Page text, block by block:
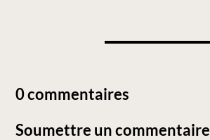
0 commentaires
Soumettre un commentaire